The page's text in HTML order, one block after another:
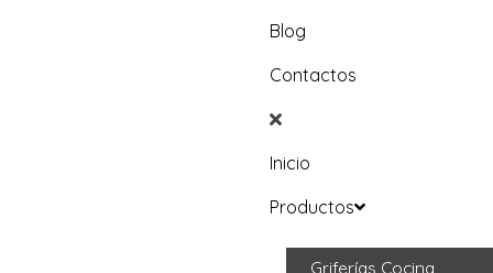
Blog
Contactos
Inicio
Productos
Griferías Cocina